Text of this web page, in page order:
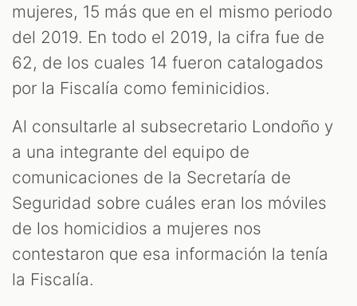
mujeres, 15 más que en el mismo periodo
del 2019. En todo el 2019, la cifra fue de
62, de los cuales 14 fueron catalogados
por la Fiscalía como feminicidios.
Al consultarle al subsecretario Londoño y
a una integrante del equipo de
comunicaciones de la Secretaría de
Seguridad sobre cuáles eran los móviles
de los homicidios a mujeres nos
contestaron que esa información la tenía
la Fiscalía.